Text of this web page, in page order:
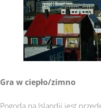
Gra w ciepło/zimno